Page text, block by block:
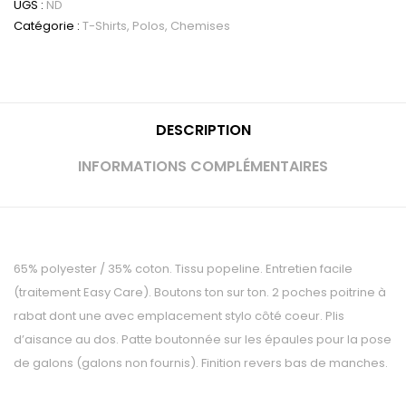
courtes
homme
UGS : ND
Catégorie : T-Shirts, Polos, Chemises
DESCRIPTION
INFORMATIONS COMPLÉMENTAIRES
65% polyester / 35% coton. Tissu popeline. Entretien facile
(traitement Easy Care). Boutons ton sur ton. 2 poches poitrine à
rabat dont une avec emplacement stylo côté coeur. Plis
d’aisance au dos. Patte boutonnée sur les épaules pour la pose
de galons (galons non fournis). Finition revers bas de manches.